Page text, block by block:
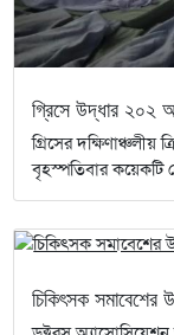
গ্রিসে উদ্ধার ২০২
গ্রিসের
বৃহস্পতিবার কয়েকটি
চিকিৎসক সমাবেশের